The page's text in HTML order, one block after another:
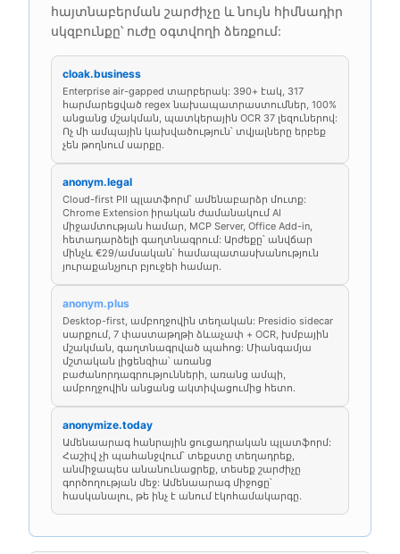
հայտնաբերման շարժիչը և նույն հիմնադիր
սկզբունքը՝ ուժը օգտվողի ձեռքում:
cloak.business
Enterprise air-gapped տարբերակ: 390+ էակ, 317
հարմարեցված regex նախապատրաստումներ, 100%
անցանց մշակման, պատկերային OCR 37 լեզուներով:
Ոչ մի ամպային կախվածություն՝ տվյալները երբեք
չեն թողնում սարքը.
anonym.legal
Cloud-first PII պլատֆորմ՝ ամենաբարձր մուտք:
Chrome Extension իրական ժամանակում AI
միջամտության համար, MCP Server, Office Add-in,
հետադարձելի գաղտնագրում: Արժեքը՝ անվճար
մինչև €29/ամսական՝ համապատասխանություն
յուրաքանչյուր բյուջեի համար.
anonym.plus
Desktop-first, ամբողջովին տեղական: Presidio sidecar
սարքում, 7 փաստաթղթի ձևաչափ + OCR, խմբային
մշակման, գաղտնագրված պահոց: Միանգամյա
մշտական լիցենզիա՝ առանց
բաժանորդագրությունների, առանց ամպի,
ամբողջովին անցանց ակտիվացումից հետո.
anonymize.today
Ամենաարագ հանրային ցուցադրական պլատֆորմ:
Հաշիվ չի պահանջվում՝ տեքստը տեղադրեք,
անմիջապես անանունացրեք, տեսեք շարժիչը
գործողության մեջ: Ամենաարագ միջոցը՝
հասկանալու, թե ինչ է անում էկոհամակարգը.